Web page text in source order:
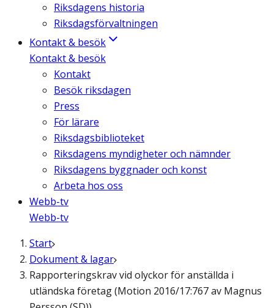
Riksdagens historia
Riksdagsförvaltningen
Kontakt & besök
Kontakt & besök
Kontakt
Besök riksdagen
Press
För lärare
Riksdagsbiblioteket
Riksdagens myndigheter och nämnder
Riksdagens byggnader och konst
Arbeta hos oss
Webb-tv
Webb-tv
Start
Dokument & lagar
Rapporteringskrav vid olyckor för anställda i
utländska företag (Motion 2016/17:767 av Magnus